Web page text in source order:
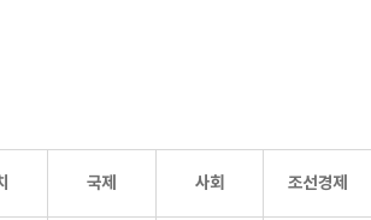
국제 사회 조선경제